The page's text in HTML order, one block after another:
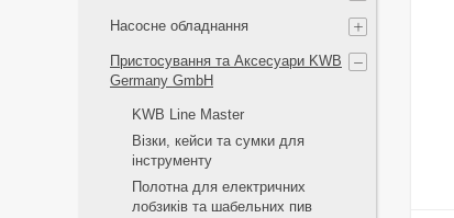
Насосне обладнання
Пристосування та Аксесуари KWB
Germany GmbH
KWB Line Master
Візки, кейси та сумки для
інструменту
Полотна для електричних
лобзиків та шабельних пив